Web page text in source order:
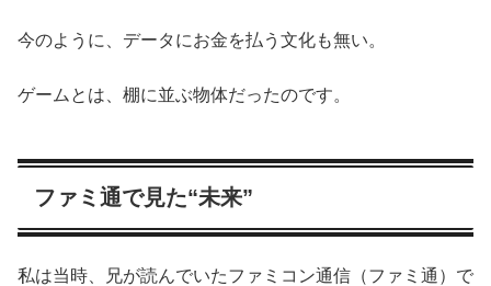
今のように、データにお金を払う文化も無い。
ゲームとは、棚に並ぶ物体だったのです。
ファミ通で見た“未来”
私は当時、兄が読んでいたファミコン通信（ファミ通）で